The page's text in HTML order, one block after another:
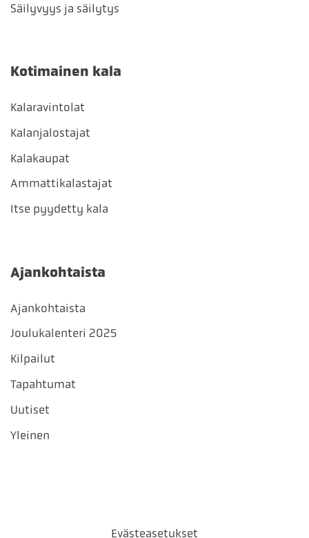
Säilyvyys ja säilytys
Kotimainen kala
Kalaravintolat
Kalanjalostajat
Kalakaupat
Ammattikalastajat
Itse pyydetty kala
Ajankohtaista
Ajankohtaista
Joulukalenteri 2025
Kilpailut
Tapahtumat
Uutiset
Yleinen
Evästeasetukset